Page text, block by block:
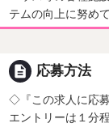
テムの向上に努め
description 応募方法
◇『この求人に応
エントリーは１分